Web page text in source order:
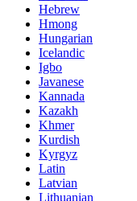
Hebrew
Hmong
Hungarian
Icelandic
Igbo
Javanese
Kannada
Kazakh
Khmer
Kurdish
Kyrgyz
Latin
Latvian
Lithuanian